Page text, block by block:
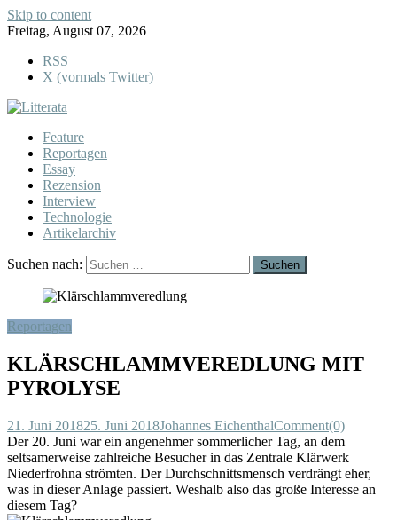
Skip to content
Freitag, August 07, 2026
RSS
X (vormals Twitter)
Feature
Reportagen
Essay
Rezension
Interview
Technologie
Artikelarchiv
Suchen nach:
Reportagen
KLÄRSCHLAMMVEREDLUNG MIT
PYROLYSE
21. Juni 201825. Juni 2018Johannes EichenthalComment(0)
Der 20. Juni war ein angenehmer sommerlicher Tag, an dem
seltsamerweise zahlreiche Besucher in das Zentrale Klärwerk
Niederfrohna strömten. Der Durchschnittsmensch verdrängt eher,
was in dieser Anlage passiert. Weshalb also das große Interesse an
diesem Tag?